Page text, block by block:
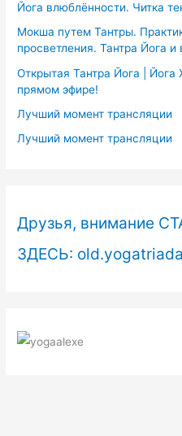
Йога влюблённости. Читка
Мокша путем Тантры.
просветления. Тантра Йога и
Открытая Тантра Йога |
прямом эфире!
Лучший момент трансляции
Лучший момент трансляции
Друзья, внимание
ЗДЕСЬ: